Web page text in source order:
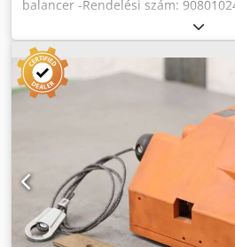
balancer -Rendelési szám:
görgőkkel és csatlakozókábellel -
1-3 kg -Kötél hossza: 2 m -Ár/
A Rzcepfx Ah Usf -Önsúly: 12 kg